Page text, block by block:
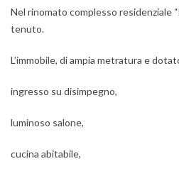
Nel rinomato complesso residenziale
tenuto.
L’immobile, di ampia metratura e
ingresso su disimpegno,
luminoso salone,
cucina abitabile,